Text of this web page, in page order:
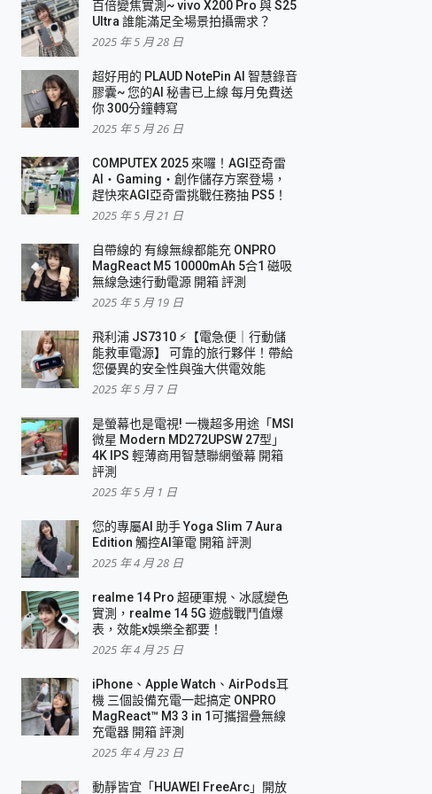
百倍變焦實測~ vivo X200 Pro 與 S25
Ultra 誰能滿足全場景拍攝需求？
2025 年 5 月 28 日
超好用的 PLAUD NotePin AI 智慧錄音
膠囊~ 您的AI 秘書已上線 每月免費送
你 300分鐘轉寫
2025 年 5 月 26 日
COMPUTEX 2025 來囉！AGI亞奇雷
AI・Gaming・創作儲存方案登場，
趕快來AGI亞奇雷挑戰任務抽 PS5！
2025 年 5 月 21 日
自帶線的 有線無線都能充 ONPRO
MagReact M5 10000mAh 5合1 磁吸
無線急速行動電源 開箱 評測
2025 年 5 月 19 日
飛利浦 JS7310 ⚡【電急便｜行動儲
能救車電源】 可靠的旅行夥伴！帶給
您優異的安全性與強大供電效能
2025 年 5 月 7 日
是螢幕也是電視! 一機超多用途「MSI
微星 Modern MD272UPSW 27型」
4K IPS 輕薄商用智慧聯網螢幕 開箱
評測
2025 年 5 月 1 日
您的專屬AI 助手 Yoga Slim 7 Aura
Edition 觸控AI筆電 開箱 評測
2025 年 4 月 28 日
realme 14 Pro 超硬軍規、冰感變色
實測，realme 14 5G 遊戲戰鬥值爆
表，效能x娛樂全都要！
2025 年 4 月 25 日
iPhone、Apple Watch、AirPods耳
機 三個設備充電一起搞定 ONPRO
MagReact™ M3 3 in 1可攜摺疊無線
充電器 開箱 評測
2025 年 4 月 23 日
動靜皆宜「HUAWEI FreeArc」開放